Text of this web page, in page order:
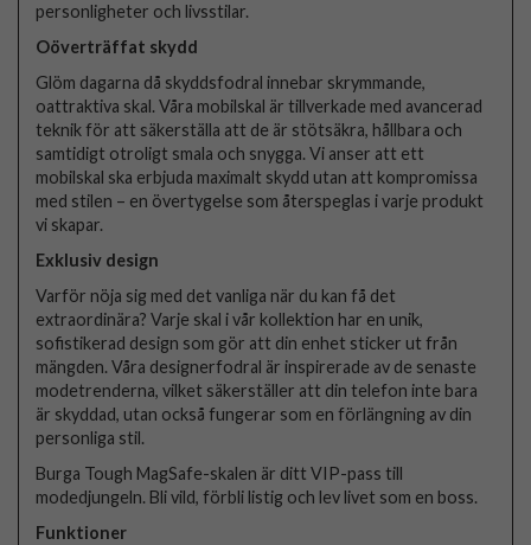
personligheter och livsstilar.
Oöverträffat skydd
Glöm dagarna då skyddsfodral innebar skrymmande,
oattraktiva skal. Våra mobilskal är tillverkade med avancerad
teknik för att säkerställa att de är stötsäkra, hållbara och
samtidigt otroligt smala och snygga. Vi anser att ett
mobilskal ska erbjuda maximalt skydd utan att kompromissa
med stilen – en övertygelse som återspeglas i varje produkt
vi skapar.
Exklusiv design
Varför nöja sig med det vanliga när du kan få det
extraordinära? Varje skal i vår kollektion har en unik,
sofistikerad design som gör att din enhet sticker ut från
mängden. Våra designerfodral är inspirerade av de senaste
modetrenderna, vilket säkerställer att din telefon inte bara
är skyddad, utan också fungerar som en förlängning av din
personliga stil.
Burga Tough MagSafe-skalen är ditt VIP-pass till
modedjungeln. Bli vild, förbli listig och lev livet som en boss.
Funktioner